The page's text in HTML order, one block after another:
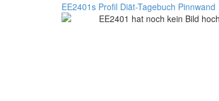
EE2401s Profil Diät-Tagebuch Pinnwand